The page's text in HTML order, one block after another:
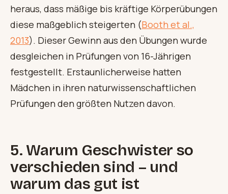
heraus, dass mäßige bis kräftige Körperübungen
diese maßgeblich steigerten (Booth et al.,
2013). Dieser Gewinn aus den Übungen wurde
desgleichen in Prüfungen von 16-Jährigen
festgestellt. Erstaunlicherweise hatten
Mädchen in ihren naturwissenschaftlichen
Prüfungen den größten Nutzen davon.
5. Warum Geschwister so
verschieden sind – und
warum das gut ist